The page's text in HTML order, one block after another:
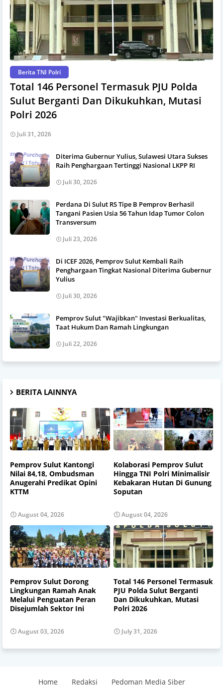
Berita TNI Polri
Total 146 Personel Termasuk PJU Polda
Sulut Berganti Dan Dikukuhkan, Mutasi
Polri 2026
Juli 31, 2026
Diterima Gubernur Yulius, Sulawesi Utara Sukses
Raih Penghargaan Tertinggi Nasional LKPP RI
Juli 30, 2026
Perdana Di Sulut RS Tipe B Pemprov Berhasil
Tangani Pasien Usia 56 Tahun Idap Tumor Colon
Transversum
Juli 23, 2026
Di ICEF 2026, Pemprov Sulut Kembali Raih
Penghargaan Tingkat Nasional Diterima Gubernur
Yulius
Juli 30, 2026
Pemprov Sulut "Wajibkan" Investasi Berkualitas,
Taat Hukum Dan Ramah Lingkungan
Juli 22, 2026
BERITA LAINNYA
Pemprov Sulut Kantongi
Nilai 84,18, Ombudsman
Anugerahi Predikat Opini
KTTM
August 04, 2026
Kolaborasi Pemprov Sulut
Hingga TNI Polri Minimalisir
Kebakaran Hutan Di Gunung
Soputan
August 04, 2026
Pemprov Sulut Dorong
Lingkungan Ramah Anak
Melalui Penguatan Peran
Disejumlah Sektor Ini
August 03, 2026
Total 146 Personel Termasuk
PJU Polda Sulut Berganti
Dan Dikukuhkan, Mutasi
Polri 2026
July 31, 2026
Home Redaksi Pedoman Media Siber